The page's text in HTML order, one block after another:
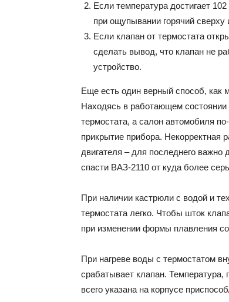
Если температура достигает
при ощупывании горячий сверху
Если клапан от термостата
сделать вывод, что клапан не
устройство.
Еще есть один верный способ, как
Находясь в работающем состоянии
термостата, а салон автомобиля
прикрытие прибора. Некорректная
двигателя – для последнего важно
спасти ВАЗ-2110 от куда более
При наличии кастрюли с водой и
термостата легко. Чтобы шток
при изменении формы плавления
При нагреве воды с термостатом
срабатывает клапан. Температура,
всего указана на корпусе